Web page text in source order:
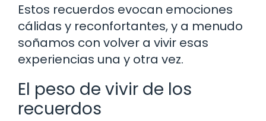
Estos recuerdos evocan emociones
cálidas y reconfortantes, y a menudo
soñamos con volver a vivir esas
experiencias una y otra vez.
El peso de vivir de los
recuerdos